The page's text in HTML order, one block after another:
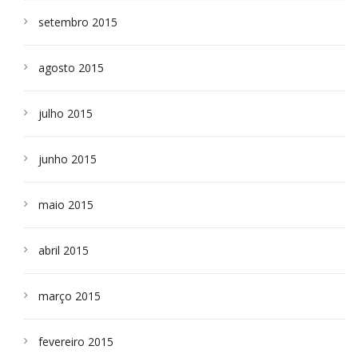
setembro 2015
agosto 2015
julho 2015
junho 2015
maio 2015
abril 2015
março 2015
fevereiro 2015